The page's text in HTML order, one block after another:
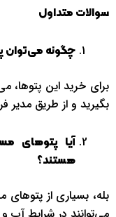
سوالات متداول
چگونه می‌توان
برای خرید این پتوها،
بگیرید و از طریق
آیا پتوهای
هستند؟
بله، بسیاری از